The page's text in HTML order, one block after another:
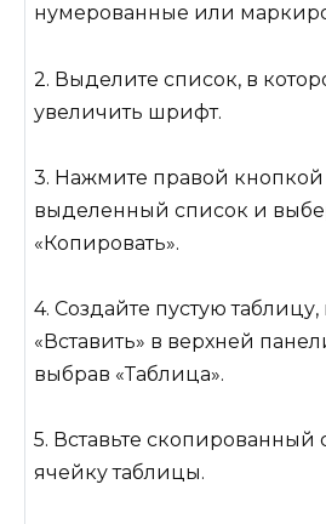
нумерованные или
2. Выделите список, в
увеличить шрифт.
3. Нажмите правой
выделенный список и
«Копировать».
4. Создайте пустую
«Вставить» в верхней
выбрав «Таблица».
5. Вставьте скопированный
ячейку таблицы.